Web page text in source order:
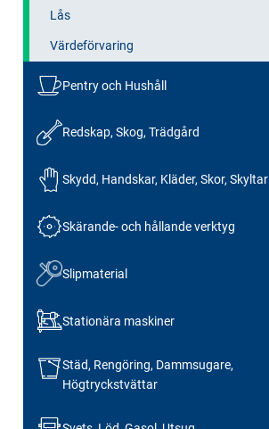
Lås
Värdeförvaring
Pentry och Hushåll
Redskap, Skog, Trädgård
Skydd, Handskar, Kläder, Skor, Skyltar
Skärande- och hållande verktyg
Slipmaterial
Stationära maskiner
Städ, Rengöring, Dammsugare,
Högtryckstvättar